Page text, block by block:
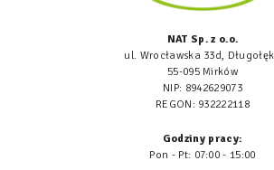
NAT Sp. z o.o.
ul. Wrocławska 33d,
55-095 Mirków
NIP: 8942629073
REGON: 932222118
Godziny pracy:
Pon - Pt: 07:00 - 15:00